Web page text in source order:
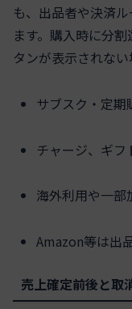
も、出品者や決済
ます。購入時に分
タンが表示されな
サブスク・定期
チャージ、ギフ
海外利用や一部
Amazon等は出
売上確定前後と取